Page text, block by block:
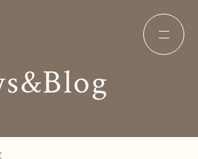
コンセプト
オーダー中敷き